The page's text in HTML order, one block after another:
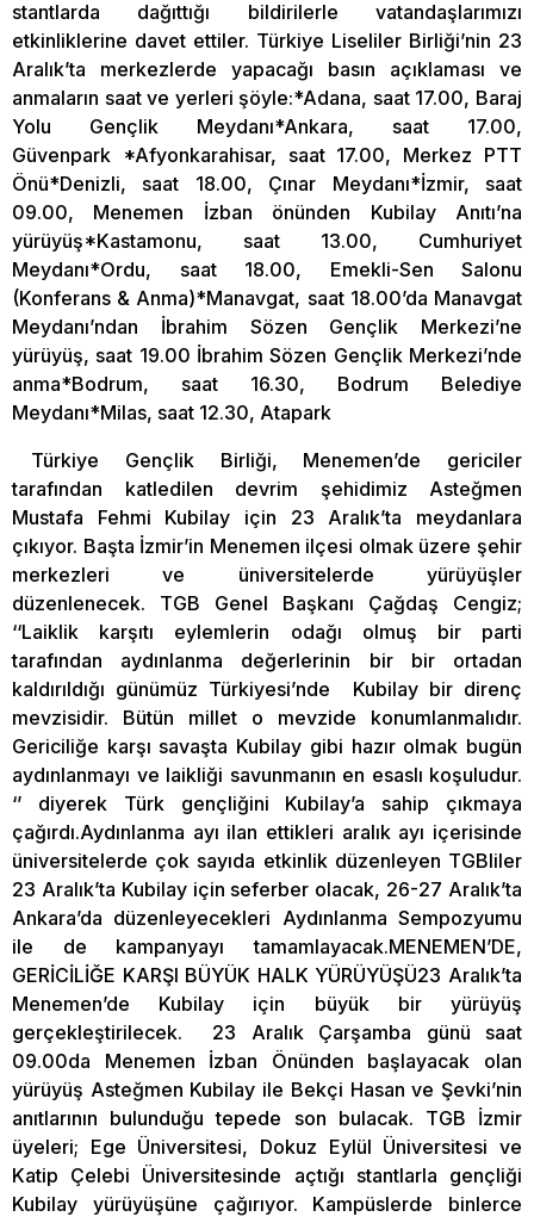
stantlarda dağıttığı bildirilerle vatandaşlarımızı
etkinliklerine davet ettiler. Türkiye Liseliler Birliği’nin 23
Aralık’ta merkezlerde yapacağı basın açıklaması ve
anmaların saat ve yerleri şöyle:*Adana, saat 17.00, Baraj
Yolu Gençlik Meydanı*Ankara, saat 17.00,
Güvenpark *Afyonkarahisar, saat 17.00, Merkez PTT
Önü*Denizli, saat 18.00, Çınar Meydanı*İzmir, saat
09.00, Menemen İzban önünden Kubilay Anıtı’na
yürüyüş*Kastamonu, saat 13.00, Cumhuriyet
Meydanı*Ordu, saat 18.00, Emekli-Sen Salonu
(Konferans & Anma)*Manavgat, saat 18.00’da Manavgat
Meydanı’ndan İbrahim Sözen Gençlik Merkezi’ne
yürüyüş, saat 19.00 İbrahim Sözen Gençlik Merkezi’nde
anma*Bodrum, saat 16.30, Bodrum Belediye
Meydanı*Milas, saat 12.30, Atapark
Türkiye Gençlik Birliği, Menemen’de gericiler
tarafından katledilen devrim şehidimiz Asteğmen
Mustafa Fehmi Kubilay için 23 Aralık’ta meydanlara
çıkıyor. Başta İzmir’in Menemen ilçesi olmak üzere şehir
merkezleri ve üniversitelerde yürüyüşler
düzenlenecek. TGB Genel Başkanı Çağdaş Cengiz;
‘‘Laiklik karşıtı eylemlerin odağı olmuş bir parti
tarafından aydınlanma değerlerinin bir bir ortadan
kaldırıldığı günümüz Türkiyesi’nde Kubilay bir direnç
mevzisidir. Bütün millet o mevzide konumlanmalıdır.
Gericiliğe karşı savaşta Kubilay gibi hazır olmak bugün
aydınlanmayı ve laikliği savunmanın en esaslı koşuludur.
‘’ diyerek Türk gençliğini Kubilay’a sahip çıkmaya
çağırdı.Aydınlanma ayı ilan ettikleri aralık ayı içerisinde
üniversitelerde çok sayıda etkinlik düzenleyen TGBliler
23 Aralık’ta Kubilay için seferber olacak, 26-27 Aralık’ta
Ankara’da düzenleyecekleri Aydınlanma Sempozyumu
ile de kampanyayı tamamlayacak.MENEMEN’DE,
GERİCİLİĞE KARŞI BÜYÜK HALK YÜRÜYÜŞÜ23 Aralık’ta
Menemen’de Kubilay için büyük bir yürüyüş
gerçekleştirilecek. 23 Aralık Çarşamba günü saat
09.00da Menemen İzban Önünden başlayacak olan
yürüyüş Asteğmen Kubilay ile Bekçi Hasan ve Şevki’nin
anıtlarının bulunduğu tepede son bulacak. TGB İzmir
üyeleri; Ege Üniversitesi, Dokuz Eylül Üniversitesi ve
Katip Çelebi Üniversitesinde açtığı stantlarla gençliği
Kubilay yürüyüşüne çağırıyor. Kampüslerde binlerce